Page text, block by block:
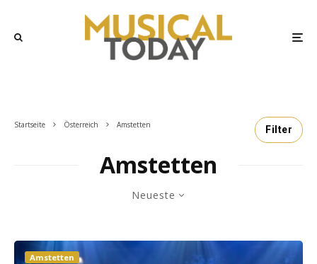
Startseite Österreich Amstetten Filter
Amstetten
Neueste
Amstetten